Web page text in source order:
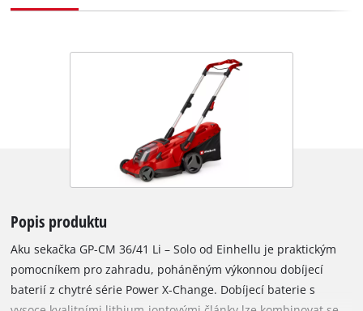
Popis produktu
Aku sekačka GP-CM 36/41 Li – Solo od Einhellu je praktickým
pomocníkem pro zahradu, poháněným výkonnou dobíjecí
baterií z chytré série Power X-Change. Dobíjecí baterie s